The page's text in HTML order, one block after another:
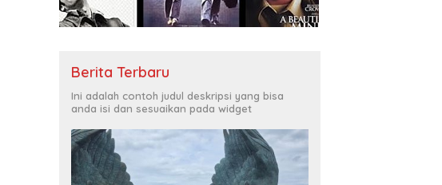
Berita Terbaru
Ini adalah contoh judul deskripsi yang bisa
anda isi dan sesuaikan pada widget